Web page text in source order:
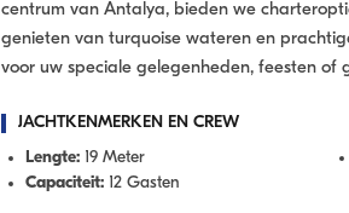
centrum van Antalya, bieden we
genieten van turquoise wateren en
voor uw speciale gelegenheden, feesten of
JACHTKENMERKEN EN CREW
Lengte: 19 Meter
Capaciteit: 12 Gasten